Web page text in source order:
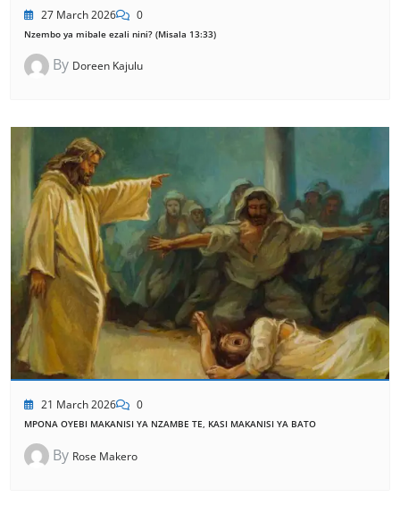
27 March 2026 0
Nzembo ya mibale ezali nini? (Misala 13:33)
By Doreen Kajulu
21 March 2026 0
MPONA OYEBI MAKANISI YA NZAMBE TE, KASI MAKANISI YA BATO
By Rose Makero